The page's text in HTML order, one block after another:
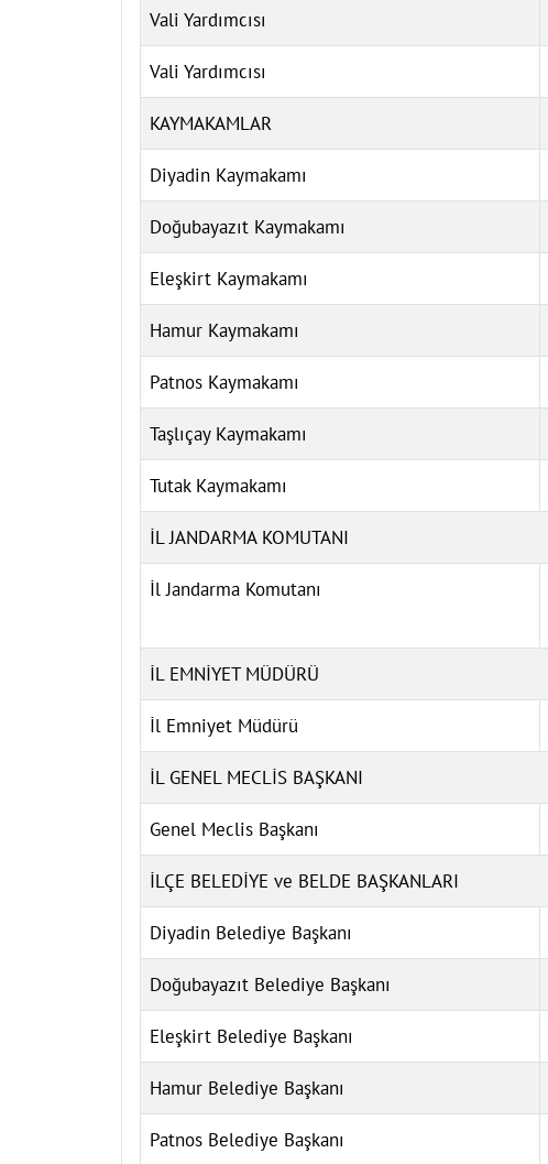
Vali Yardımcısı
Vali Yardımcısı
KAYMAKAMLAR
Diyadin Kaymakamı
Doğubayazıt Kaymakamı
Eleşkirt Kaymakamı
Hamur Kaymakamı
Patnos Kaymakamı
Taşlıçay Kaymakamı
Tutak Kaymakamı
İL JANDARMA KOMUTANI
İl Jandarma Komutanı
İL EMNİYET MÜDÜRÜ
İl Emniyet Müdürü
İL GENEL MECLİS BAŞKANI
Genel Meclis Başkanı
İLÇE BELEDİYE ve BELDE BAŞKANLARI
Diyadin Belediye Başkanı
Doğubayazıt Belediye Başkanı
Eleşkirt Belediye Başkanı
Hamur Belediye Başkanı
Patnos Belediye Başkanı